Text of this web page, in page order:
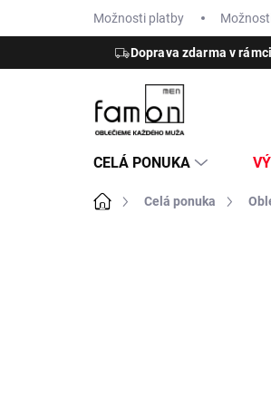
Možnosti platby
Doprava zdarma v
CELÁ PONUKA
DomovCelá ponuka